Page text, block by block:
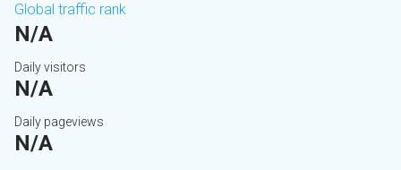
Global traffic rank
N/A
Daily visitors
N/A
Daily pageviews
N/A